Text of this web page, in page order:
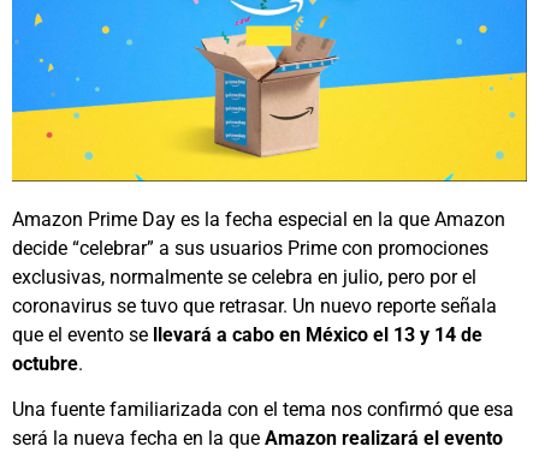
Amazon Prime Day es la fecha especial en la que Amazon
decide “celebrar” a sus usuarios Prime con promociones
exclusivas, normalmente se celebra en julio, pero por el
coronavirus se tuvo que retrasar. Un nuevo reporte señala
que el evento se llevará a cabo en México el 13 y 14 de
octubre.
Una fuente familiarizada con el tema nos confirmó que esa
será la nueva fecha en la que Amazon realizará el evento